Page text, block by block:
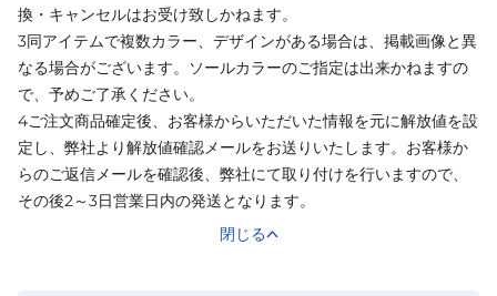
換・キャンセルはお受け致しかねます。
3同アイテムで複数カラー、デザインがある場合は、掲載画像と異
なる場合がございます。ソールカラーのご指定は出来かねますの
で、予めご了承ください。
4ご注文商品確定後、お客様からいただいた情報を元に解放値を設
定し、弊社より解放値確認メールをお送りいたします。お客様か
らのご返信メールを確認後、弊社にて取り付けを行いますので、
その後2～3日営業日内の発送となります。
閉じる